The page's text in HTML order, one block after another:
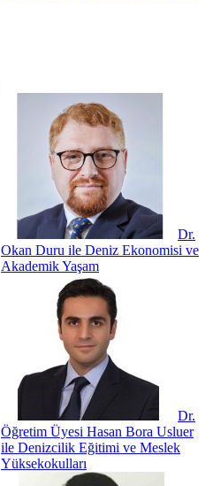
Dr.
Okan Duru ile Deniz Ekonomisi ve
Akademik Yaşam
Dr.
Öğretim Üyesi Hasan Bora Usluer
ile Denizcilik Eğitimi ve Meslek
Yüksekokulları